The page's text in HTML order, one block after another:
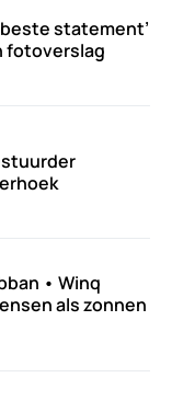
statement’
fotoverslag
• Winq
als zonnen